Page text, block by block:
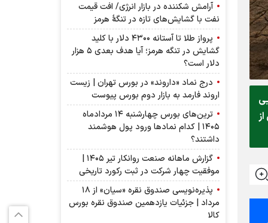
از
آرامش شکننده در بازار انرژی/ افت قیمت
نفت با گشایش‌های تازه در تنگۀ هرمز
پرواز طلا تا آستانه ۴۳۰۰ دلار با کلید
گشایش در تنگه هرمز؛ آیا هدف بعدی ۵ هزار
دلار است؟
درج نماد «داروند» در بورس تهران | زیست
اروند فارمد به بازار دوم بورس پیوست
ترین‌های بورس چهارشنبه ۱۴ مردادماه
۱۴۰۵ | کدام نماد‌ها ورود پول هوشمند
داشتند؟
گزارش ماهانه صنعت روانکار تیر ۱۴۰۵ |
موفقیت چهار شرکت در ثبت رکورد تاریخی
پذیره‌نویسی صندوق نقره «سیان» از ۱۸
مرداد | جزئیات یازدهمین صندوق نقره بورس
کالا